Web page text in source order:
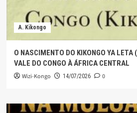
A. Kikongo
O NASCIMENTO DO KIKONGO YA
VALE DO CONGO À ÁFRICA CENTRAL
Wizi-Kongo 14/07/2026 0